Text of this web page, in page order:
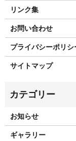
リンク集
お問い合わせ
プライバシーポリシ
サイトマップ
お知らせ
ギャラリー